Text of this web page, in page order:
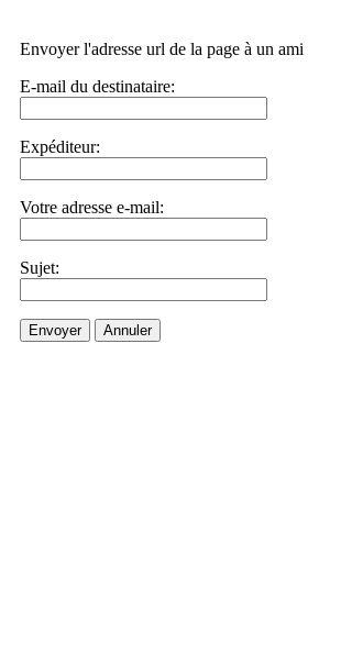
Envoyer l'adresse url de la page à un ami
E-mail du destinataire:
Expéditeur:
Votre adresse e-mail:
Sujet:
Envoyer Annuler